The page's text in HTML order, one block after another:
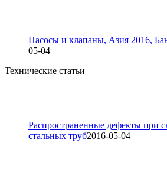
Насосы и клапаны, Азия 2016,
05-04
Технические статьи
Распространенные дефекты при
стальных труб2016-05-04